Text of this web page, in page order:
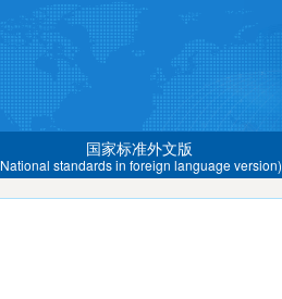
国家标准外文版
standards in foreign language version)